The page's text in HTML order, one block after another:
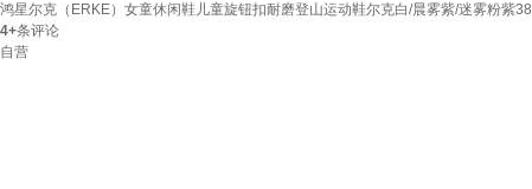
鸿星尔克（ERKE）女童休闲鞋儿童旋钮扣耐磨登山运动鞋尔克白/晨雾紫/迷雾粉紫38
4+条评论
自营